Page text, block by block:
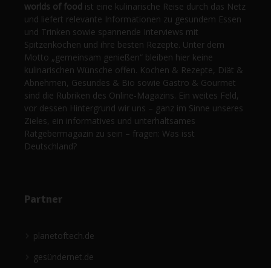
worlds of food ist eine kulinarische Reise durch das Netz
und liefert relevante Informationen zu gesundem Essen
und Trinken sowie spannende Interviews mit
Spitzenköchen und ihre besten Rezepte. Unter dem
Motto „gemeinsam genießen“ bleiben hier keine
kulinarischen Wünsche offen. Kochen & Rezepte, Diät &
Abnehmen, Gesundes & Bio sowie Gastro & Gourmet
sind die Rubriken des Online-Magazins. Ein weites Feld,
vor dessen Hintergrund wir uns – ganz im Sinne unseres
Zieles, ein informatives und unterhaltsames
Ratgebermagazin zu sein – fragen: Was isst
Deutschland?
Partner
planetoftech.de
gesündernet.de